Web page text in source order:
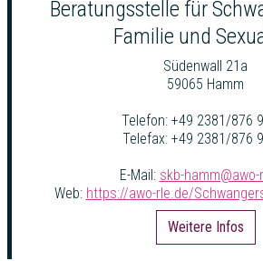
Beratungsstelle für
Familie und
Südenwall 21a
59065 Hamm
Telefon: +49 2381/876
Telefax: +49 2381/876
E-Mail: skb-hamm@awo-
Web: https://awo-rle.de/
Weitere Infos